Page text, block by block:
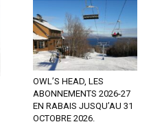
OWL’S HEAD, LES
ABONNEMENTS 2026-27
EN RABAIS JUSQU’AU 31
OCTOBRE 2026.